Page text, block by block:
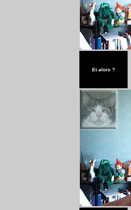
Et alors ?